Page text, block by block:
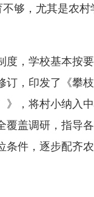
，尤其是农村
，学校基本按
，印发了《攀
》，将村小纳入
盖调研，指导
件，逐步配齐